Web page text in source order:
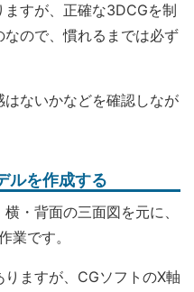
すが、正確な3DCGを制
ので、慣れるまでは必ず
ないかなどを確認しなが
ルを作成する
・背面の三面図を元に、
業です。
ますが、CGソフトのX軸